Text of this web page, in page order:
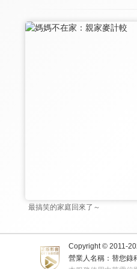
最搞笑的家庭回來了～
Copyright © 2011-
營業人名稱：替您錄